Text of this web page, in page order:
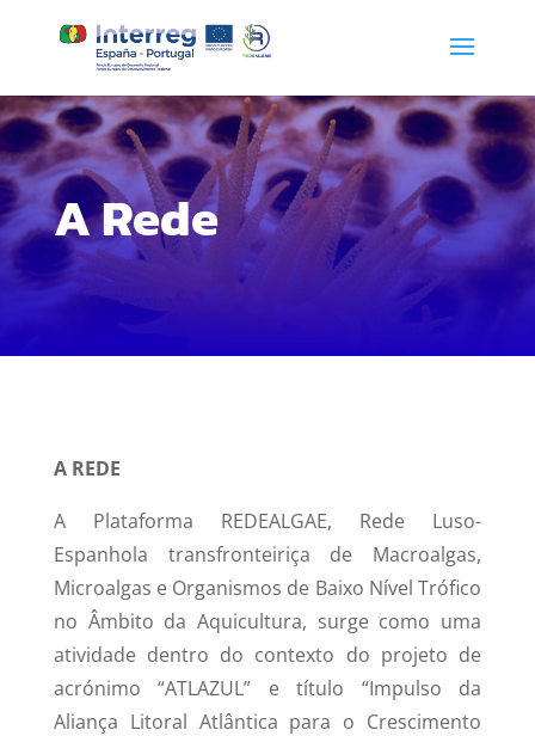
A Rede
A REDE
A Plataforma REDEALGAE, Rede Luso-
Espanhola transfronteiriça de Macroalgas,
Microalgas e Organismos de Baixo Nível Trófico
no Âmbito da Aquicultura, surge como uma
atividade dentro do contexto do projeto de
acrónimo “ATLAZUL” e título “Impulso da
Aliança Litoral Atlântica para o Crescimento